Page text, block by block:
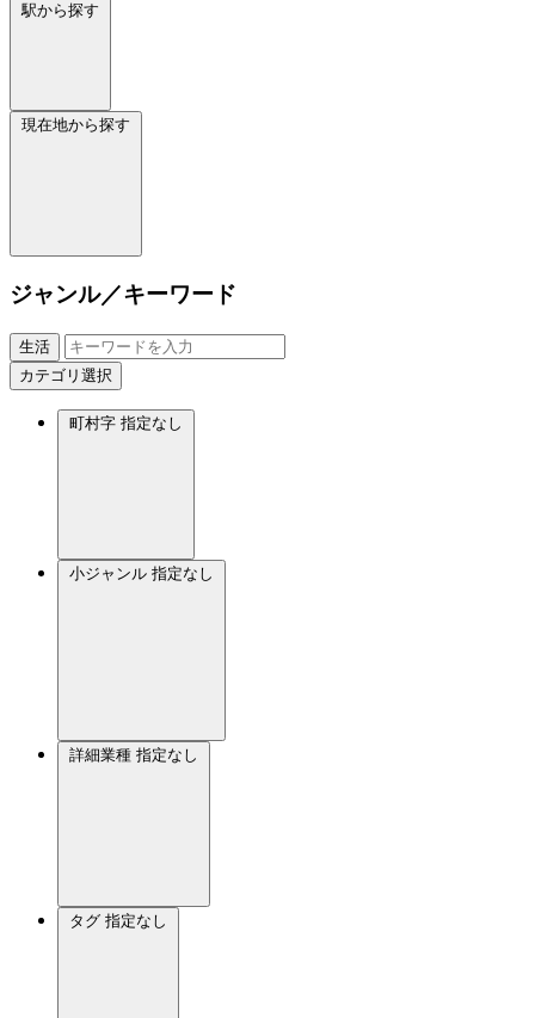
駅から探す
現在地から探す
ジャンル／キーワード
生活
カテゴリ選択
町村字 指定なし
小ジャンル 指定なし
詳細業種 指定なし
タグ 指定なし